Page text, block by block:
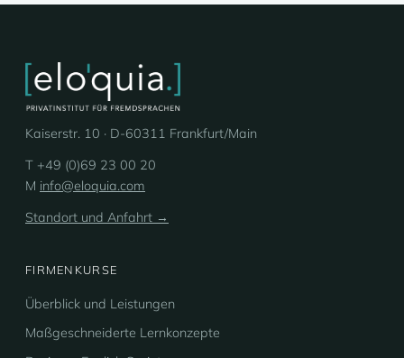
Kaiserstr. 10 · D-60311 Frankfurt/Main
T +49 (0)69 23 00 20
M info@eloquia.com
Standort und Anfahrt →
FIRMENKURSE
Überblick und Leistungen
Maßgeschneiderte Lernkonzepte